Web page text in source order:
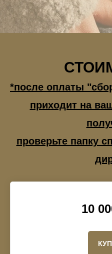
*после оплаты
приходит на
проверьте папку
10